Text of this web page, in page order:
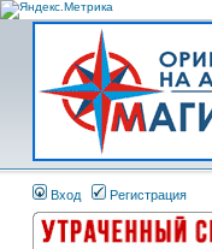
Вход Регистрация